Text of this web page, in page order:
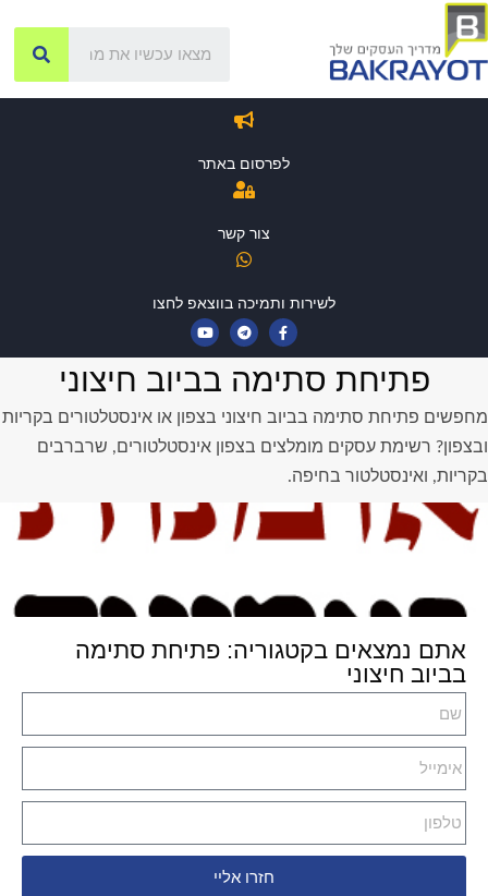
לפרסום באתר
צור קשר
לשירות ותמיכה בווצאפ לחצו
פתיחת סתימה בביוב חיצוני
מחפשים פתיחת סתימה בביוב חיצוני בצפון או אינסטלטורים בקריות
ובצפון? רשימת עסקים מומלצים בצפון אינסטלטורים, שרברבים
בקריות, ואינסטלטור בחיפה.
אתם נמצאים בקטגוריה: פתיחת סתימה
בביוב חיצוני
חזרו אליי